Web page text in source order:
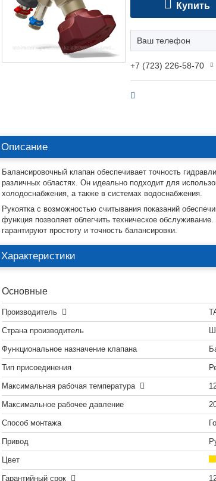
Купить
+7 (723) 226-58-70
Описание
Балансировочный клапан обеспечивает точность
различных областях. Он идеально подходит для
холодоснабжения, а также в системах водоснабжения.
Рукоятка с возможностью считывания показаний
функция позволяет облегчить техническое
гарантируют простоту и точность балансировки.
Характеристики
Основные
Производитель
Страна производитель
Функциональное назначение клапана
Тип присоединения
Максимальная рабочая температура
Максимальное рабочее давление
Способ монтажа
Привод
Цвет
Гарантийный срок